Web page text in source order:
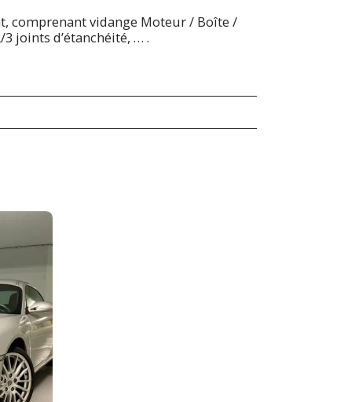
comprenant vidange Moteur / Boîte /
joints d’étanchéité, … .